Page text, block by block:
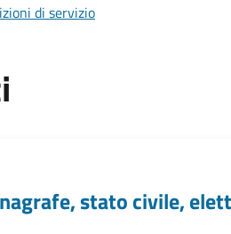
di servizio
stato civile,